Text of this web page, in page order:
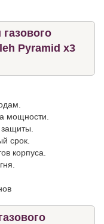
Pyramid x3
мощности.
срок.
корпуса.